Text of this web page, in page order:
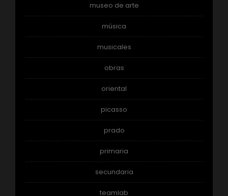
museo de arte
música
musicales
obras
oriental
picasso
prado
primaria
secundaria
teamlab